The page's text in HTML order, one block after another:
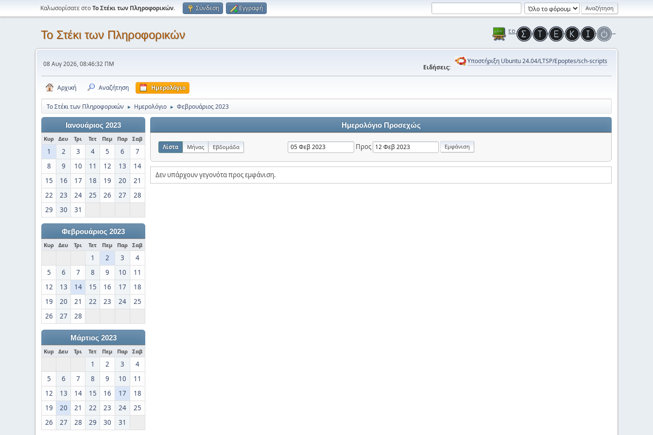
Καλωσορίσατε στοΤο Στέκι των Πληροφορικών. Σύνδεση Εγγραφή
Το Στέκι των Πληροφορικών
08 Αυγ 2026, 08:46:32 ΠΜ Ειδήσεις:
Υποστήριξη Ubuntu 24.04/LTSP/Epoptes/sch-scripts
Αρχική Αναζήτηση Ημερολόγιο
Το Στέκι των Πληροφορικών ► Ημερολόγιο ► Φεβρουάριος 2023
Ιανουάριος 2023
Κυρ Δευ Τρι Τετ Πεμ Παρ Σαβ
1 2 3 4 5 6
7
8
9 10 11 12 13
14
15
16 17 18 19 20
21
22
23 24 25 26 27
28
29
30 31
Φεβρουάριος 2023
Κυρ Δευ Τρι Τετ Πεμ Παρ Σαβ
1 2 3
4
5
6 7 8 9 10
11
12
13 14 15 16 17
18
19
20 21 22 23 24
25
26
27 28
Μάρτιος 2023
Κυρ Δευ Τρι Τετ Πεμ Παρ Σαβ
1 2 3
4
5
6 7 8 9 10
11
12
13 14 15 16 17
18
19
20 21 22 23 24
25
26
27 28 29 30 31
Ημερολόγιο Προσεχώς
Λίστα Μήνας Εβδομάδα Προς
Δεν υπάρχουν γεγονότα προς εμφάνιση.